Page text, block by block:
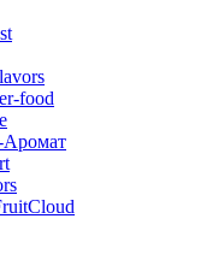
food
Аромат